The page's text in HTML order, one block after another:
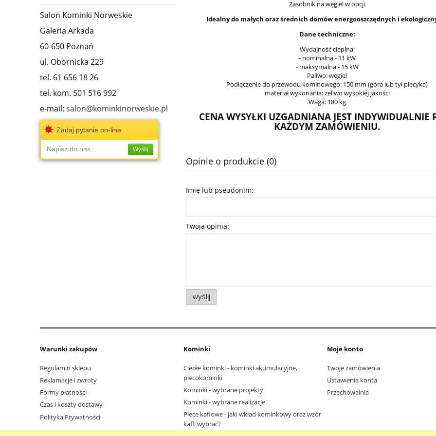
Salon Kominki Norweskie
Galeria Arkada
60-650 Poznań
ul. Obornicka 229
tel. 61 656 18 26
tel. kom. 501 516 992
e-mail: salon@kominkinorweskie.pl
Zadaj pytanie on-line
Napisz do nas... Wyślij
Zasobnik na węgiel w opcji
Idealny do małych oraz średnich domów energooszczędnych i
Dane techniczne:
Wydajność cieplna:
- nominalna - 11 kW
- maksymalna - 15 kW
Paliwo: węgiel
Podłączenie do przewodu kominowego: 150 mm (góra lub tył piecyka)
materiał wykonania: żeliwo wysokiej jakości
Waga: 180 kg
CENA WYSYŁKI UZGADNIANA JEST INDYWIDUALNIE
KAŻDYM ZAMÓWIENIU.
Opinie o produkcie (0)
Imię lub pseudonim:
Twoja opinia:
wyślij
Warunki zakupów
Regulamin sklepu
Reklamacje i zwroty
Formy płatności
Czas i koszty dostawy
Polityka Prywatności
Kominki
Ciepłe kominki - kominki akumulacyjne,
piecokominki
Kominki - wybrane projekty
Kominki - wybrane realizacje
Piece kaflowe - jaki wkład kominkowy oraz wzór
kafli wybrać?
Moje konto
Twoje zamówienia
Ustawienia konta
Przechowalnia